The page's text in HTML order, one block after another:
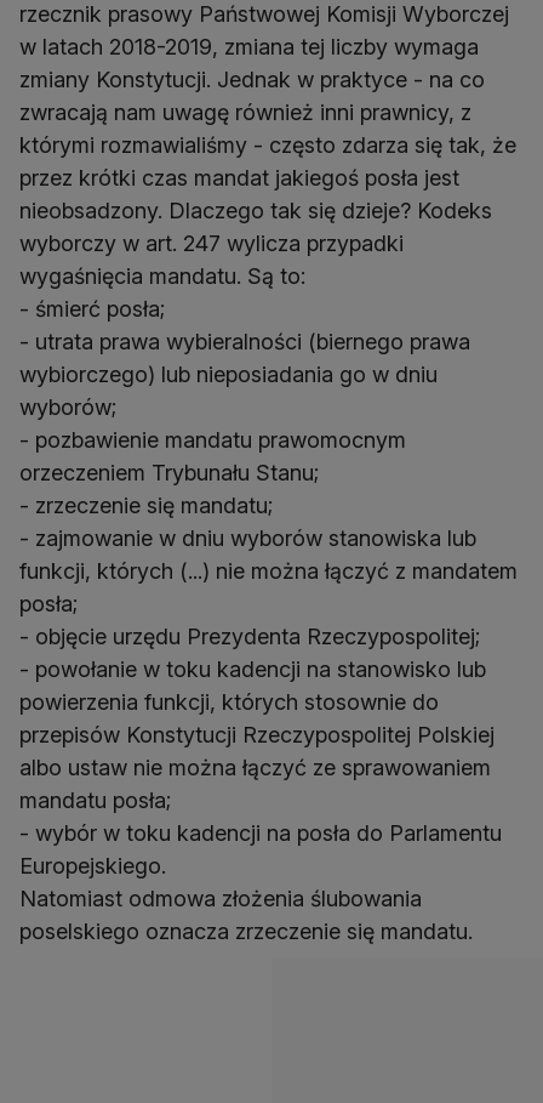
rzecznik prasowy Państwowej Komisji Wyborczej
w latach 2018-2019, zmiana tej liczby wymaga
zmiany Konstytucji. Jednak w praktyce - na co
zwracają nam uwagę również inni prawnicy, z
którymi rozmawialiśmy - często zdarza się tak, że
przez krótki czas mandat jakiegoś posła jest
nieobsadzony. Dlaczego tak się dzieje? Kodeks
wyborczy w art. 247 wylicza przypadki
wygaśnięcia mandatu. Są to:
- śmierć posła;
- utrata prawa wybieralności (biernego prawa
wybiorczego) lub nieposiadania go w dniu
wyborów;
- pozbawienie mandatu prawomocnym
orzeczeniem Trybunału Stanu;
- zrzeczenie się mandatu;
- zajmowanie w dniu wyborów stanowiska lub
funkcji, których (...) nie można łączyć z mandatem
posła;
- objęcie urzędu Prezydenta Rzeczypospolitej;
- powołanie w toku kadencji na stanowisko lub
powierzenia funkcji, których stosownie do
przepisów Konstytucji Rzeczypospolitej Polskiej
albo ustaw nie można łączyć ze sprawowaniem
mandatu posła;
- wybór w toku kadencji na posła do Parlamentu
Europejskiego.
Natomiast odmowa złożenia ślubowania
poselskiego oznacza zrzeczenie się mandatu.